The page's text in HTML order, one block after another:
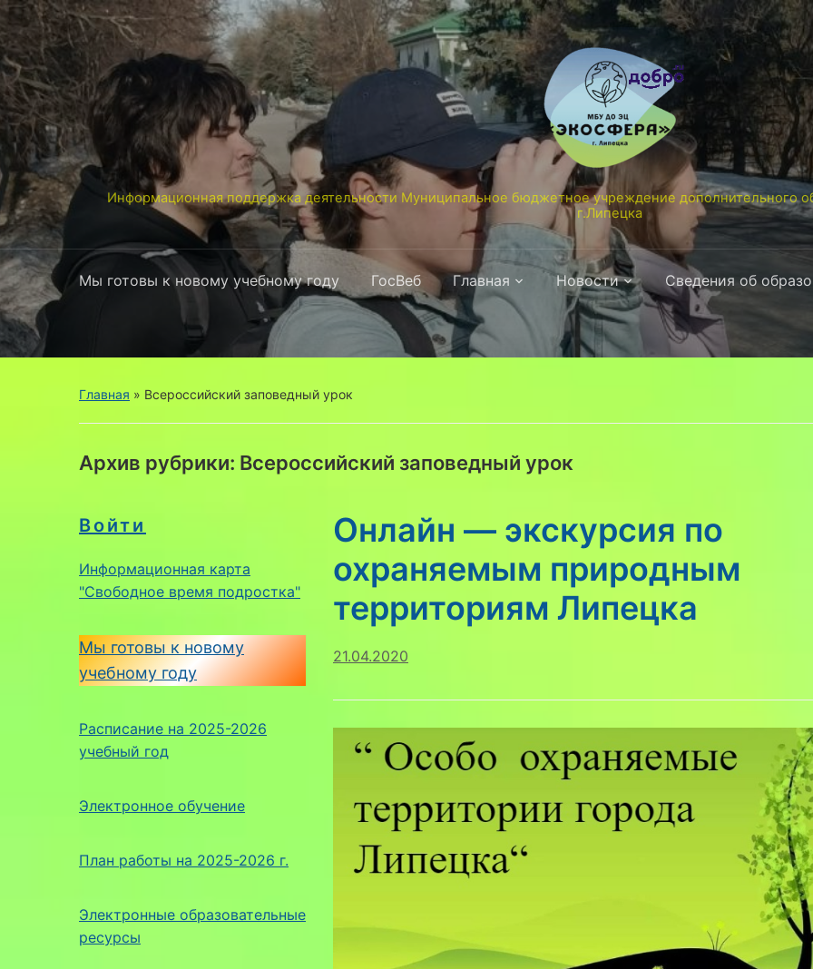
Информационная поддержка деятельности Муниципальное бюджетное учреждение дополнительного
г.Липецка
Мы готовы к новому учебному году ГосВеб Главная Новости Сведения об
Главная » Всероссийский заповедный урок
Архив рубрики: Всероссийский заповедный урок
Войти
Информационная карта
"Свободное время подростка"
Мы готовы к новому
учебному году
Расписание на 2025-2026
учебный год
Электронное обучение
План работы на 2025-2026 г.
Электронные образовательные
ресурсы
Онлайн — экскурсия по
охраняемым природным
территориям Липецка
21.04.2020